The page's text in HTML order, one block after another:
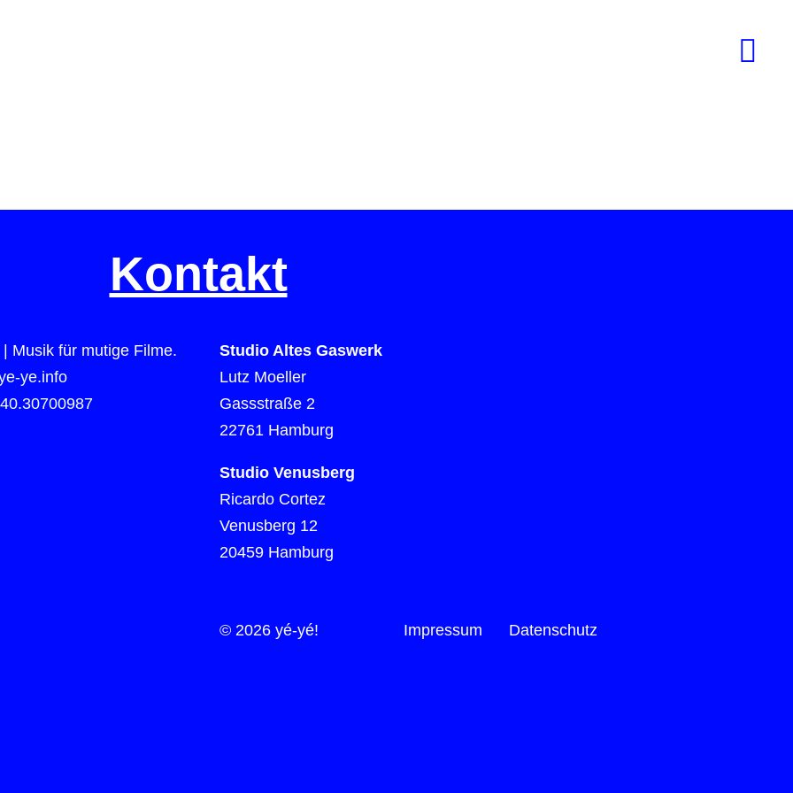
Kontakt
| Musik für mutige Filme.
ye.info
Studio Altes Gaswerk
Lutz Moeller
Gassstraße 2
22761 Hamburg
Studio Venusberg
Ricardo Cortez
Venusberg 12
20459 Hamburg
© 2026 yé-yé! Impressum Datenschutz